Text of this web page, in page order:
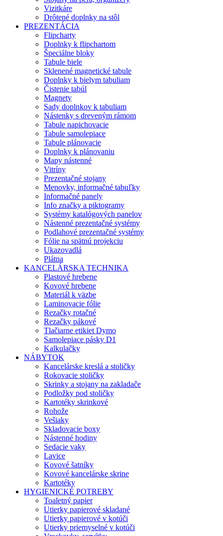
Vizitkáre
Drôtené doplnky na stôl
PREZENTÁCIA
Flipcharty
Doplnky k flipchartom
Špeciálne bloky
Tabule biele
Sklenené magnetické tabule
Doplnky k bielym tabuliam
Čistenie tabúl
Magnety
Sady doplnkov k tabuliam
Nástenky s dreveným rámom
Tabule napichovacie
Tabule samolepiace
Tabule plánovacie
Doplnky k plánovaniu
Mapy nástenné
Vitríny
Prezentačné stojany
Menovky, informačné tabuľky
Informačné panely
Info značky a piktogramy
Systémy katalógových panelov
Nástenné prezentačné systémy
Podlahové prezentačné systémy
Fólie na spätnú projekciu
Ukazovadlá
Plátna
KANCELÁRSKA TECHNIKA
Plastové hrebene
Kovové hrebene
Materiál k väzbe
Laminovacie fólie
Rezačky rotačné
Rezačky pákové
Tlačiarne etikiet Dymo
Samolepiace pásky D1
Kalkulačky
NÁBYTOK
Kancelárske kreslá a stoličky
Rokovacie stoličky
Skrinky a stojany na zakladače
Podložky pod stoličky
Kartotéky skrinkové
Rohože
Vešiaky
Skladovacie boxy
Nástenné hodiny
Sedacie vaky
Lavice
Kovové šatníky
Kovové kancelárske skrine
Kartotéky
HYGIENICKÉ POTREBY
Toaletný papier
Utierky papierové skladané
Utierky papierové v kotúči
Utierky priemyselné v kotúči